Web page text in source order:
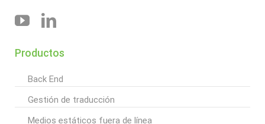
Productos
Back End
Gestión de traducción
Medios estáticos fuera de línea